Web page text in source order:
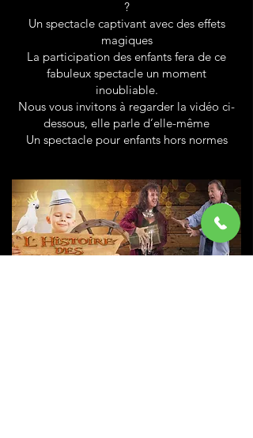
?
Un spectacle captivant avec des effets
magiques
La participation des enfants fera de ce
fabuleux spectacle un moment
inoubliable.
Nous vous invitons à regarder la vidéo ci-
dessous, elle parle d’elle-même
Un spectacle pour enfants hors normes